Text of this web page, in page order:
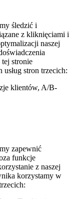
śledzić i
z kliknięciami i
naszej
stronie
stron trzecich:
klientów, A/B-
zapewnić
funkcje
z naszej
korzystamy w